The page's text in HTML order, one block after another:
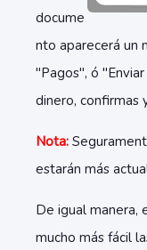
docume
nto aparecerá un
"Pagos", ó
dinero, confirmas
Nota:
estarán más
De igual manera,
mucho más fácil